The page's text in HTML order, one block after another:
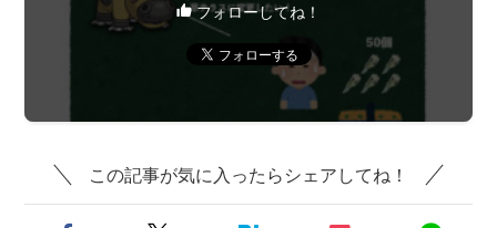
フォローしてね！
この記事が気に入ったらシェアしてね！